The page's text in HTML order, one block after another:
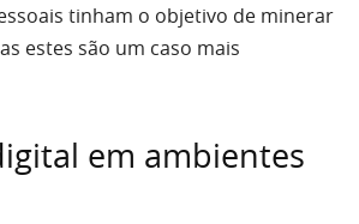
tinham o objetivo de minerar
estes são um caso mais
em ambientes